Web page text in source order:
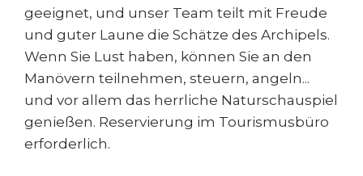
geeignet, und unser Team teilt mit Freude
und guter Laune die Schätze des Archipels.
Wenn Sie Lust haben, können Sie an den
Manövern teilnehmen, steuern, angeln...
und vor allem das herrliche Naturschauspiel
genießen. Reservierung im Tourismusbüro
erforderlich.